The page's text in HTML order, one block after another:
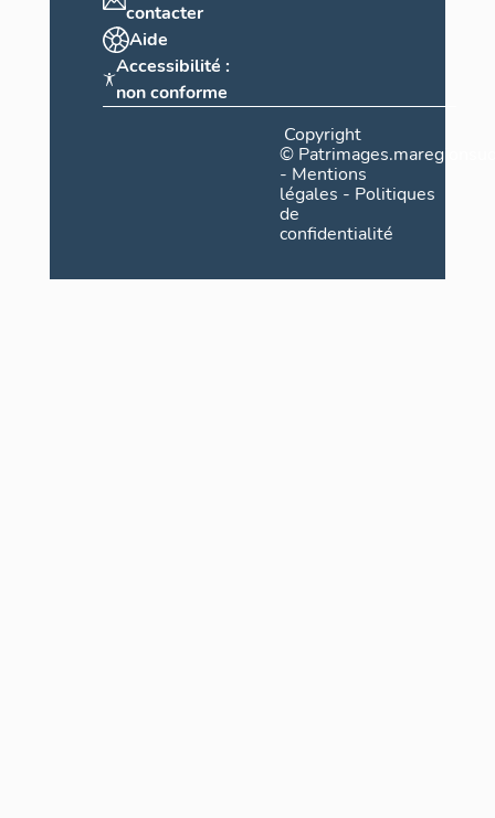
contacter
Aide
Accessibilité :
non conforme
Copyright
©
- Mentions
légales - Politiques
de
confidentialité